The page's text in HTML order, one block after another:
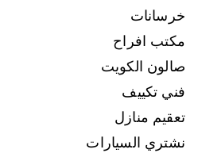
خرسانات
مكتب افراح
صالون الكويت
فني تكييف
تعقيم منازل
نشتري السيارات